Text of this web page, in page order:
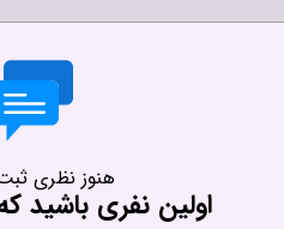
هنوز نظری
اولین نفری باشید